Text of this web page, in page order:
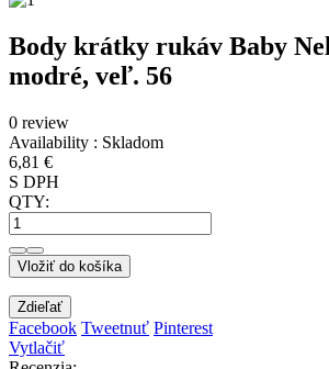
Body krátky rukáv Baby
modré, veľ. 56
0 review
Availability : Skladom
6,81 €
S DPH
QTY:
Vložiť do košíka
Zdieľať
Facebook Tweetnuť Pinterest
Vytlačiť